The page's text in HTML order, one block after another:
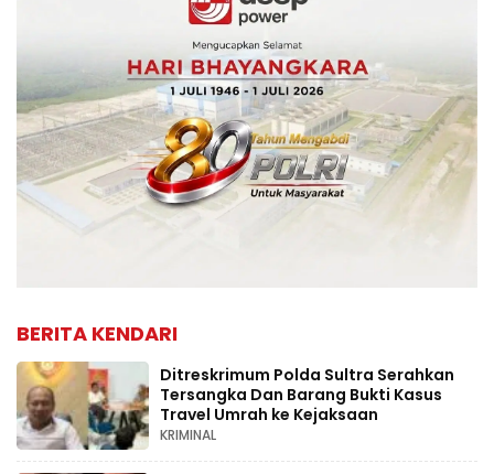
BERITA KENDARI
Ditreskrimum Polda Sultra Serahkan
Tersangka Dan Barang Bukti Kasus
Travel Umrah ke Kejaksaan
KRIMINAL